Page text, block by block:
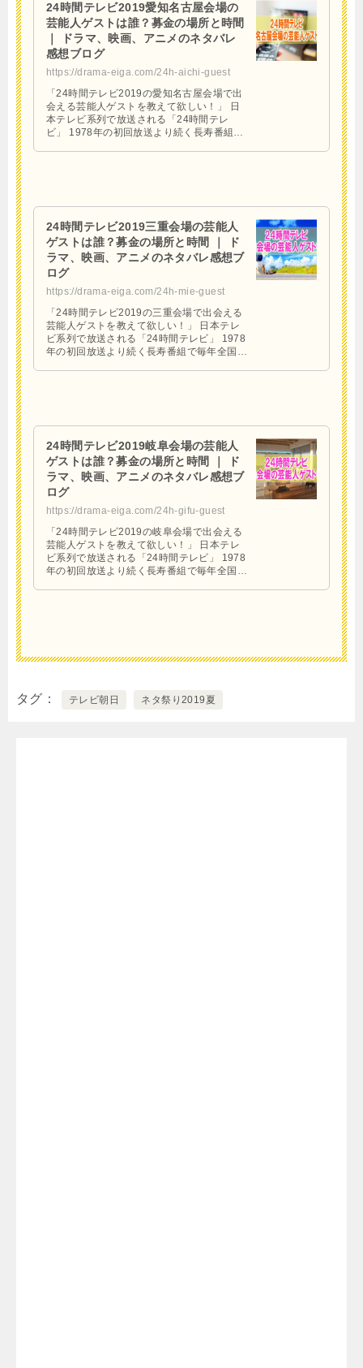
24時間テレビ2019愛知名古屋会場の
芸能人ゲストは誰？募金の場所と時間
｜ ドラマ、映画、アニメのネタバレ
感想ブログ
https://drama-eiga.com/24h-aichi-guest
「24時間テレビ2019の愛知名古屋会場で出
会える芸能人ゲストを教えて欲しい！」 日
本テレビ系列で放送される「24時間テレ
ビ」 1978年の初回放送より続く長寿番組で
24時間テレビ2019三重会場の芸能人
ゲストは誰？募金の場所と時間 ｜ ド
ラマ、映画、アニメのネタバレ感想ブ
ログ
https://drama-eiga.com/24h-mie-guest
「24時間テレビ2019の三重会場で出会える
芸能人ゲストを教えて欲しい！」 日本テレ
ビ系列で放送される「24時間テレビ」 1978
年の初回放送より続く長寿番組で毎年全国共
24時間テレビ2019岐阜会場の芸能人
ゲストは誰？募金の場所と時間 ｜ ド
ラマ、映画、アニメのネタバレ感想ブ
ログ
https://drama-eiga.com/24h-gifu-guest
「24時間テレビ2019の岐阜会場で出会える
芸能人ゲストを教えて欲しい！」 日本テレ
ビ系列で放送される「24時間テレビ」 1978
年の初回放送より続く長寿番組で毎年全国共
タグ テレビ朝日 ネタ祭り2019夏